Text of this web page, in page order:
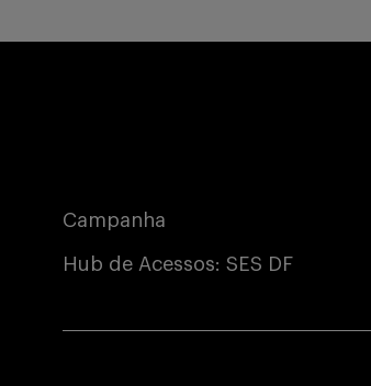
Campanha
Hub de Acessos: SES DF